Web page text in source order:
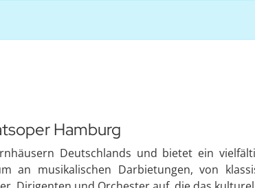
Hamburg
Deutschlands und bietet ein
an musikalischen Darbietungen, von